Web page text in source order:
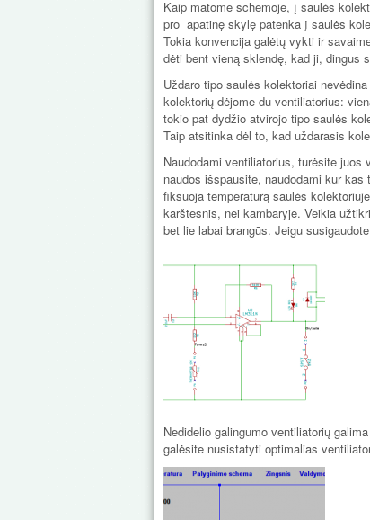
Kaip matome schemoje, į saulės
pro apatinę skylę patenka į saulės
Tokia konvencija galėtų vykti ir
dėti bent vieną sklendę, kad ji, dingus
Uždaro tipo saulės kolektoriai
kolektorių dėjome du ventiliatorius:
tokio pat dydžio atvirojo tipo saulės
Taip atsitinka dėl to, kad uždarasis
Naudodami ventiliatorius, turėsite
naudos išspausite, naudodami kur
fiksuoja temperatūrą saulės
karštesnis, nei kambaryje. Veikia
bet lie labai brangūs. Jeigu
Nedidelio galingumo ventiliatorių
galėsite nusistatyti optimalias